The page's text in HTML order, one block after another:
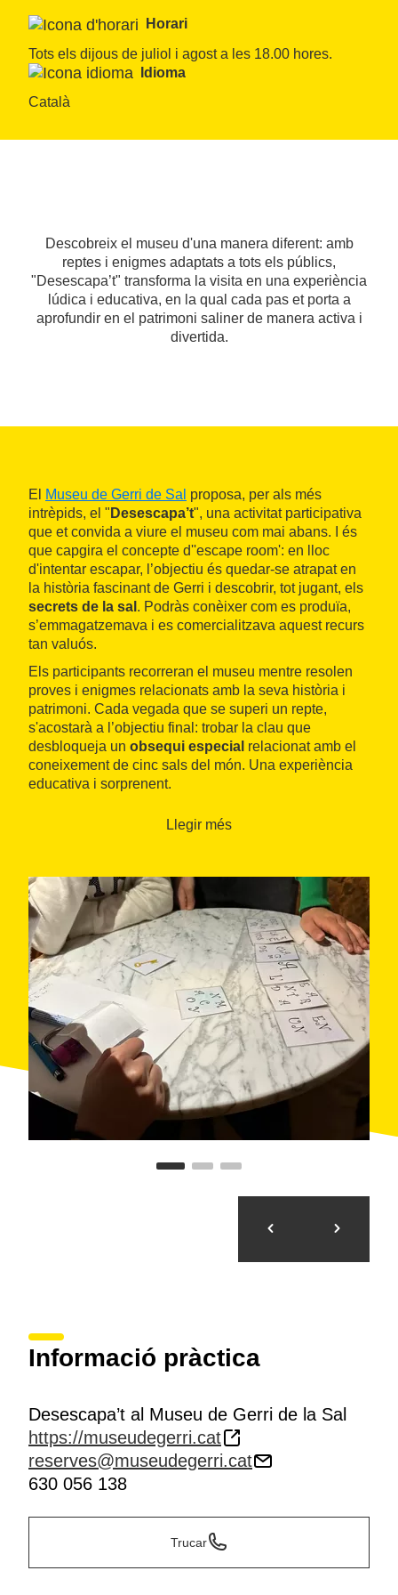
Horari
Tots els dijous de juliol i agost a les 18.00 hores.
Idioma
Català
Descobreix el museu d'una manera diferent: amb
reptes i enigmes adaptats a tots els públics,
"Desescapa’t" transforma la visita en una experiència
lúdica i educativa, en la qual cada pas et porta a
aprofundir en el patrimoni saliner de manera activa i
divertida.
El Museu de Gerri de Sal proposa, per als més
intrèpids, el " Desescapa’t", una activitat participativa
que et convida a viure el museu com mai abans. I és
que capgira el concepte d''escape room': en lloc
d'intentar escapar, l’objectiu és quedar-se atrapat en
la història fascinant de Gerri i descobrir, tot jugant, els
secrets de la sal . Podràs conèixer com es produïa,
s’emmagatzemava i es comercialitzava aquest recurs
tan valuós.
Els participants recorreran el museu mentre resolen
proves i enigmes relacionats amb la seva història i
patrimoni. Cada vegada que se superi un repte,
s'acostarà a l’objectiu final: trobar la clau que
desbloqueja un obsequi especial relacionat amb el
coneixement de cinc sals del món. Una experiència
educativa i sorprenent.
Llegir més
Informació pràctica
Desescapa’t al Museu de Gerri de la Sal
https://museudegerri.cat
reserves@museudegerri.cat
630 056 138
Trucar